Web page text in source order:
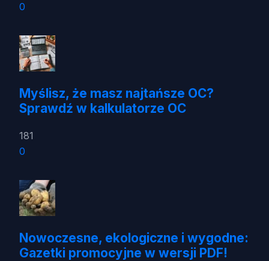
0
Myślisz, że masz najtańsze OC?
Sprawdź w kalkulatorze OC
181
0
Nowoczesne, ekologiczne i wygodne:
Gazetki promocyjne w wersji PDF!